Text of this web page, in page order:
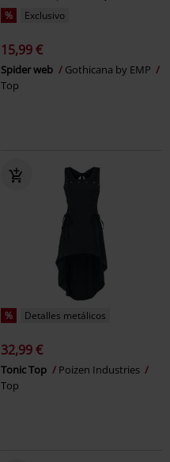
% Exclusivo
15,99 €
Spider web
Gothicana by EMP
Top
% Detalles metálicos
32,99 €
Tonic Top
Poizen Industries
Top